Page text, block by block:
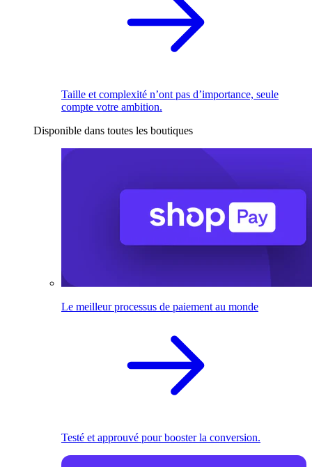
Taille et complexité n’ont pas d’importance, seule
compte votre ambition.
Disponible dans toutes les boutiques
Le meilleur processus de paiement au monde
Testé et approuvé pour booster la conversion.